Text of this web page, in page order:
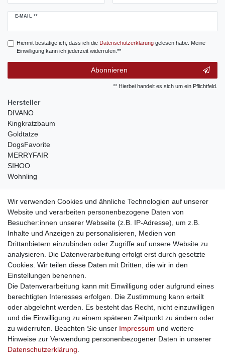
E-MAIL **
Newsletter
Hiermit bestätige ich, dass ich die Daten­schutz­erklärunggelesen habe. Meine
Einwilligung kann ich jederzeit widerrufen.**
Abonnieren
** Hierbei handelt es sich um ein Pflichtfeld.
Hersteller
DIVANO
Kingkratzbaum
Goldtatze
DogsFavorite
MERRYFAIR
SIHOO
Wohnling
weitere Shops
traumlampen- Lampen und Kronleuchter
kinderwagencenter- Exklusive und günstige Kinderwagen
gastrogeraete24- alles für Gastronomie und Imbiss
soziale Medien
Facebook
sicher einkaufen
Sichere Bestellung und Zahlung via SSL Verschlüsselung
Wir verwenden Cookies und ähnliche Technologien auf unserer
Website und verarbeiten personenbezogene Daten von
Besucher:innen unserer Webseite (z.B. IP-Adresse), um z.B.
Inhalte und Anzeigen zu personalisieren, Medien von
Drittanbietern einzubinden oder Zugriffe auf unsere Website zu
analysieren. Die Datenverarbeitung erfolgt erst durch gesetzte
Cookies. Wir teilen diese Daten mit Dritten, die wir in den
Einstellungen benennen.
Die Datenverarbeitung kann mit Einwilligung oder aufgrund eines
berechtigten Interesses erfolgen. Die Zustimmung kann erteilt
oder abgelehnt werden. Es besteht das Recht, nicht einzuwilligen
und die Einwilligung zu einem späteren Zeitpunkt zu ändern oder
zu widerrufen. Beachten Sie unser Impressum und weitere
Hinweise zur Verwendung personenbezogener Daten in unserer
Daten­schutz­erklärung